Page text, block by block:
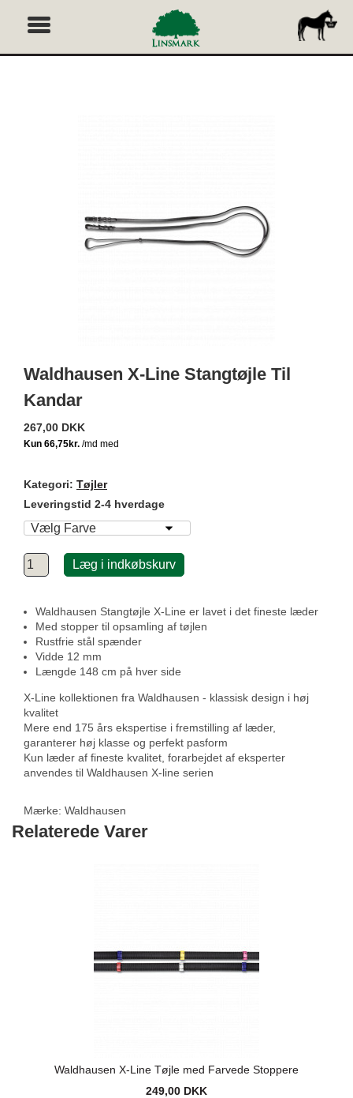
Waldhausen X-Line Stangtøjle Til
Kandar
267,00 DKK
Kategori: Tøjler
Leveringstid 2-4 hverdage
Læg i indkøbskurv
Waldhausen Stangtøjle X-Line er lavet i det fineste læder
Med stopper til opsamling af tøjlen
Rustfrie stål spænder
Vidde 12 mm
Længde 148 cm på hver side
X-Line kollektionen fra Waldhausen - klassisk design i høj
kvalitet
Mere end 175 års ekspertise i fremstilling af læder,
garanterer høj klasse og perfekt pasform
Kun læder af fineste kvalitet, forarbejdet af eksperter
anvendes til Waldhausen X-line serien
Mærke: Waldhausen
Relaterede Varer
Waldhausen X-Line Tøjle med Farvede Stoppere
249,00 DKK